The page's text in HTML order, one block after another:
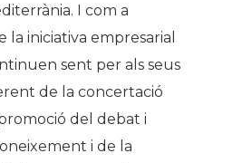
I com a
la iniciativa empresarial
sent per als seus
de la concertació
del debat i
i de la